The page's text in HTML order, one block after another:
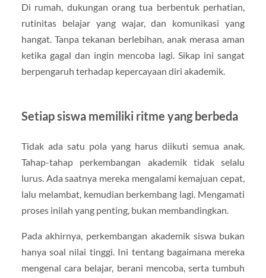
Di rumah, dukungan orang tua berbentuk perhatian,
rutinitas belajar yang wajar, dan komunikasi yang
hangat. Tanpa tekanan berlebihan, anak merasa aman
ketika gagal dan ingin mencoba lagi. Sikap ini sangat
berpengaruh terhadap kepercayaan diri akademik.
Setiap siswa memiliki ritme yang berbeda
Tidak ada satu pola yang harus diikuti semua anak.
Tahap-tahap perkembangan akademik tidak selalu
lurus. Ada saatnya mereka mengalami kemajuan cepat,
lalu melambat, kemudian berkembang lagi. Mengamati
proses inilah yang penting, bukan membandingkan.
Pada akhirnya, perkembangan akademik siswa bukan
hanya soal nilai tinggi. Ini tentang bagaimana mereka
mengenal cara belajar, berani mencoba, serta tumbuh